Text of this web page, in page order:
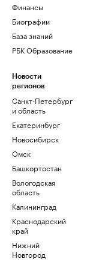
Финансы
Биографии
База знаний
РБК Образование
Новости
регионов
Санкт-Петербург
и область
Екатеринбург
Новосибирск
Омск
Башкортостан
Вологодская
область
Калининград
Краснодарский
край
Нижний
Новгород